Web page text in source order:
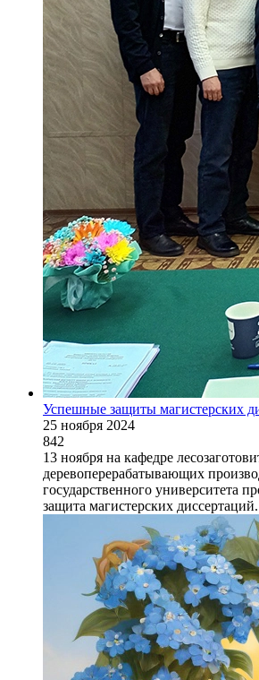
Успешные защиты магистерских
25 ноября 2024
842
13 ноября на кафедре
деревоперерабатывающих
государственного университета
защита магистерских